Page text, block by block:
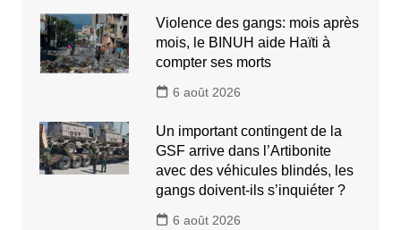
Violence des gangs: mois après
mois, le BINUH aide Haïti à
compter ses morts
6 août 2026
Un important contingent de la
GSF arrive dans l’Artibonite
avec des véhicules blindés, les
gangs doivent-ils s’inquiéter ?
6 août 2026